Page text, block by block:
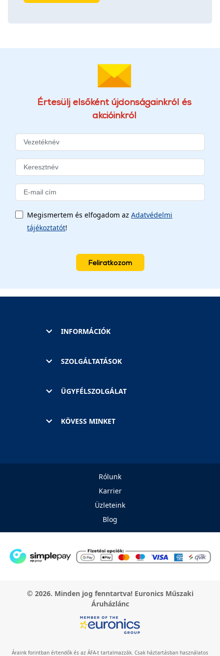
Értesülj elsőként újdonságainkról és
akcióinkról
Megismertem és elfogadom az Adatvédelmi
tájékoztatót!
Feliratkozom
INFORMÁCIÓK
SZOLGÁLTATÁSOK
ÜGYFÉLSZOLGÁLAT
KÖVESS MINKET
Rólunk
Karrier
Üzleteink
Blog
© 2026. Minden jog fenntartva! Euronics Műszaki
Áruházlánc
Áraink forintban értendők és az ÁFA-t tartalmazzák. Csak háztartásban használatos